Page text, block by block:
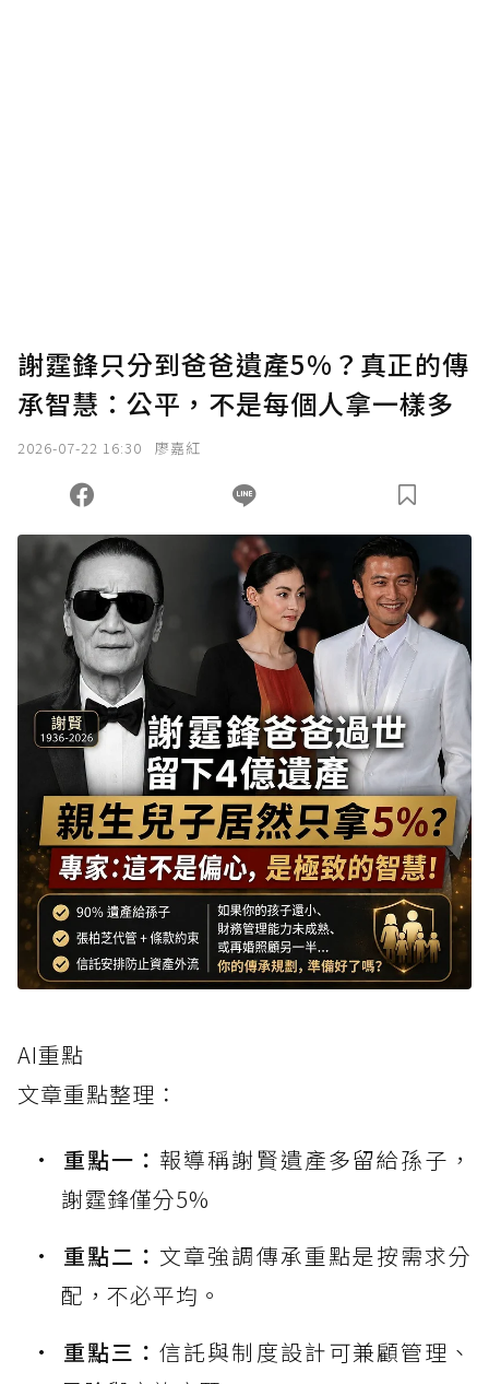
謝霆鋒只分到爸爸遺產5%？真正的傳
承智慧：公平，不是每個人拿一樣多
2026-07-22 16:30 廖嘉紅
AI重點
文章重點整理：
重點一： 報導稱謝賢遺產多留給孫子，
謝霆鋒僅分5%
重點二： 文章強調傳承重點是按需求分
配，不必平均。
重點三：信託與制度設計可兼顧管理、